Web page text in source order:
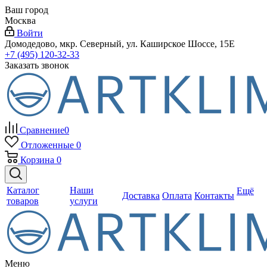
Ваш город
Москва
Войти
Домодедово, мкр. Северный, ул. Каширское Шоссе, 15Е
+7 (495) 120-32-33
Заказать звонок
Сравнение0
Отложенные 0
Корзина 0
Каталог
товаров
Наши
услуги
Доставка Оплата Контакты Ещё
Меню